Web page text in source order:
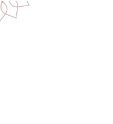
chirurgicznej są
pasują kolczyki w